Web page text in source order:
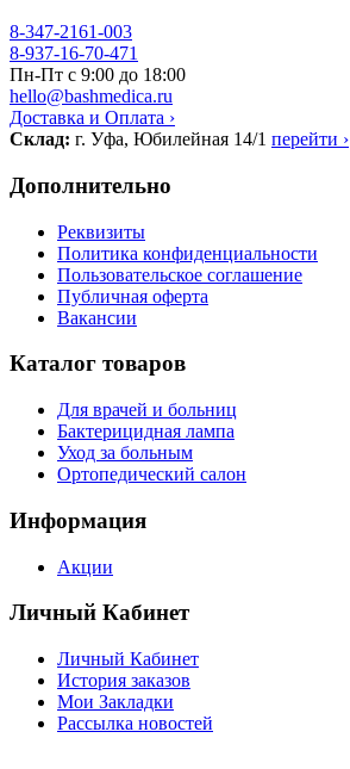
8-347-2161-003
8-937-16-70-471
Пн-Пт с 9:00 до 18:00
hello@bashmedica.ru
Доставка и Оплата ›
Склад: г. Уфа, Юбилейная 14/1 перейти ›
Дополнительно
Реквизиты
Политика конфиденциальности
Пользовательское соглашение
Публичная оферта
Вакансии
Каталог товаров
Для врачей и больниц
Бактерицидная лампа
Уход за больным
Ортопедический салон
Информация
Акции
Личный Кабинет
Личный Кабинет
История заказов
Мои Закладки
Рассылка новостей